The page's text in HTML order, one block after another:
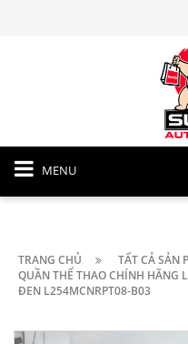
MENU
TRANG CHỦ
TẤT CẢ SẢN
QUẦN THỂ THAO CHÍNH HÃNG
ĐEN L254MCNRPT08-B03